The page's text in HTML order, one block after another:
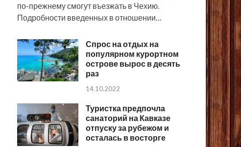
по-прежнему смогут въезжать в Чехию.
Подробности введенных в отношении…
Спрос на отдых на
популярном курортном
острове вырос в десять
раз
14.10.2022
Туристка предпочла
санаторий на Кавказе
отпуску за рубежом и
осталась в восторге